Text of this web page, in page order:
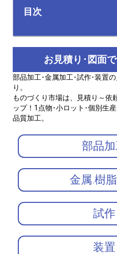
目次
お見積り･図面
部品加工･金属加工･試作･装置
り。
ものづくり市場は、見積り～依
ップ！1点物･小ロット･個別生
品質加工。
部品加
金属.樹
試作
装置